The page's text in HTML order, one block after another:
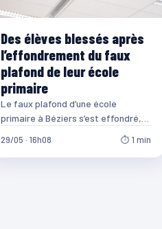
Des élèves blessés après
l’effondrement du faux
plafond de leur école
primaire
Le faux plafond d’une école
primaire à Béziers s’est effondré,
enfants ont été…
29/05 · 16h08 ⏱ 1 min